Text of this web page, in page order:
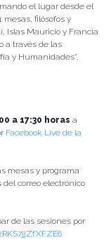
el lugar desde el
filósofos y
Islas Mauricio y Francia
a través de las
y Humanidades”,
a 17:30 horas a
Facebook Live de la
mesas y programa
correo electrónico
de las sesiones por